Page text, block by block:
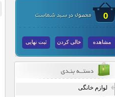
0
مشاهده خالی کردن ثبت نهایی
لوازم خانگی